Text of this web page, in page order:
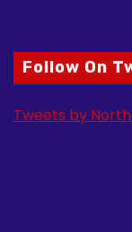
Follow On
Tweets by